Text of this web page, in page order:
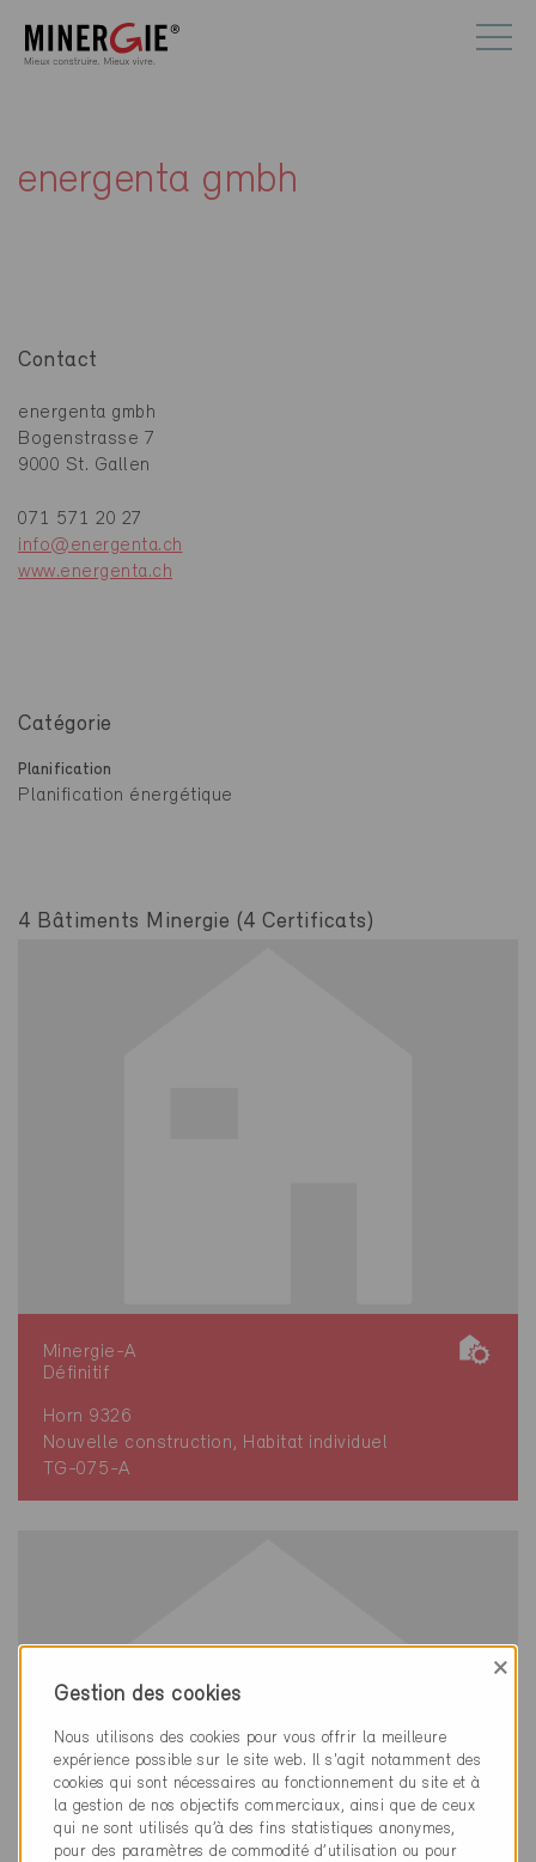
energenta gmbh
Contact
energenta gmbh
Bogenstrasse 7
9000 St. Gallen
071 571 20 27
info@energenta.ch
www.energenta.ch
Catégorie
Planification
Planification énergétique
4 Bâtiments Minergie (4 Certificats)
Minergie-A
Définitif
Horn 9326
Nouvelle construction, Habitat individuel
TG-075-A
Gestion des cookies
×
Nous utilisons des cookies pour vous offrir la meilleure
expérience possible sur le site web. Il s'agit notamment des
cookies qui sont nécessaires au fonctionnement du site et à
la gestion de nos objectifs commerciaux, ainsi que de ceux
qui ne sont utilisés qu’à des fins statistiques anonymes,
pour des paramètres de commodité d’utilisation ou pour